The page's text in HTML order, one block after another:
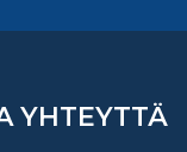
YHTEYTTÄ